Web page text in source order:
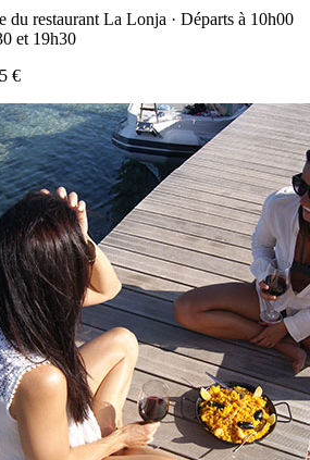
du restaurant La Lonja · Départs à 10h00
et 19h30
€